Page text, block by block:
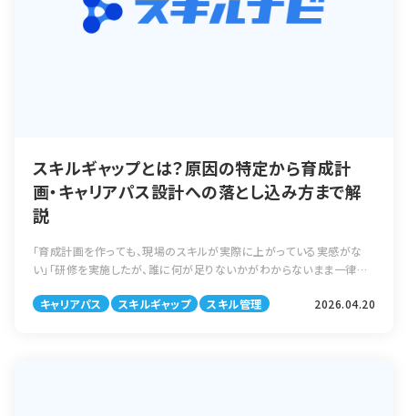
スキルギャップとは？原因の特定から育成計
画・キャリアパス設計への落とし込み方まで解
説
「育成計画を作っても、現場のスキルが実際に上がっている実感がな
い」「研修を実施したが、誰に何が足りないかがわからないまま一律で
プを正確に把握しないまま施策 […]
キャリアパス スキルギャップ スキル管理 2026.04.20